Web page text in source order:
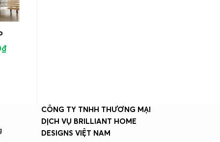
₫
CÔNG TY TNHH THƯƠNG MẠI
DỊCH VỤ BRILLIANT HOME
DESIGNS VIỆT NAM